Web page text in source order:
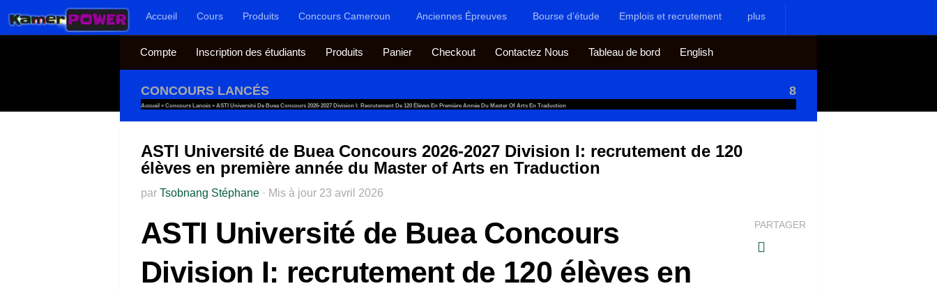
Au dessous du contenuAccueil Cours Produits Concours Cameroun Anciennes Épreuves Bourse d’étude Emplois et recrutement plus
Compte Inscription des étudiants Produits Panier Checkout Contactez Nous Tableau de bord English
CONCOURS LANCÉS 8
Accueil » Concours Lancés » ASTI Université De Buea Concours 2026-2027 Division I: Recrutement De 120 Élèves En Première Année Du Master Of Arts En Traduction
ASTI Université de Buea Concours 2026-2027 Division I: recrutement de 120
élèves en première année du Master of Arts en Traduction
par Tsobnang Stéphane · Mis à jour 23 avril 2026
ASTI Université de Buea Concours
Division I: recrutement de 120 élèves en
PARTAGER